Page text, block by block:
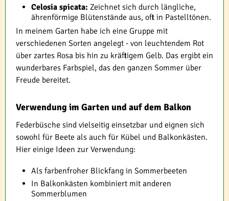
Celosia spicata: Zeichnet sich durch längliche,
ährenförmige Blütenstände aus, oft in Pastelltönen.
In meinem Garten habe ich eine Gruppe mit
verschiedenen Sorten angelegt - von leuchtendem Rot
über zartes Rosa bis hin zu kräftigem Gelb. Das ergibt ein
wunderbares Farbspiel, das den ganzen Sommer über
Freude bereitet.
Verwendung im Garten und auf dem Balkon
Federbüsche sind vielseitig einsetzbar und eignen sich
sowohl für Beete als auch für Kübel und Balkonkästen.
Hier einige Ideen zur Verwendung:
Als farbenfroher Blickfang in Sommerbeeten
In Balkonkästen kombiniert mit anderen
Sommerblumen